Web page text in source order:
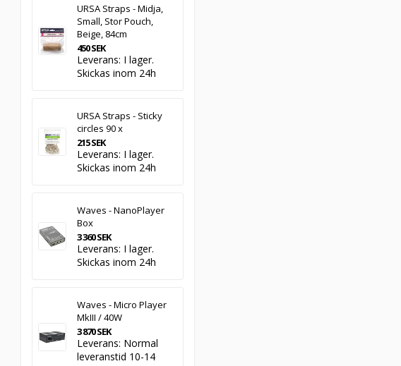
URSA Straps - Midja,
Small, Stor Pouch,
Beige, 84cm
450 SEK
Leverans: I lager.
Skickas inom 24h
URSA Straps - Sticky
circles 90 x
215 SEK
Leverans: I lager.
Skickas inom 24h
Waves - NanoPlayer
Box
3 360 SEK
Leverans: I lager.
Skickas inom 24h
Waves - Micro Player
MkIII / 40W
3 870 SEK
Leverans: Normal
leveranstid 10-14